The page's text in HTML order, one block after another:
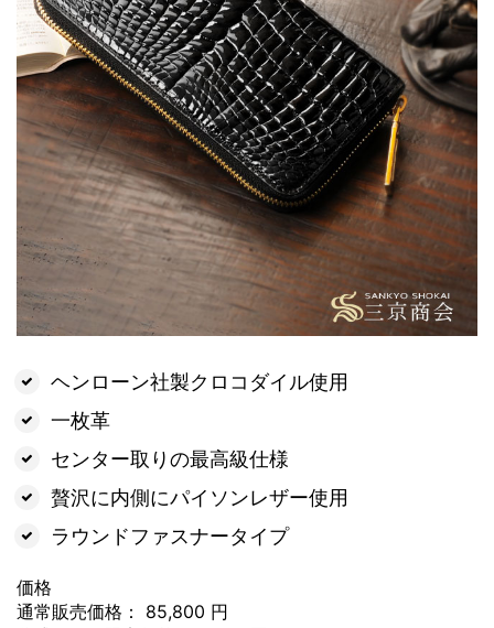
ヘンローン社製クロコダイル使用
一枚革
センター取りの最高級仕様
贅沢に内側にパイソンレザー使用
ラウンドファスナータイプ
価格
通常販売価格： 85,800 円